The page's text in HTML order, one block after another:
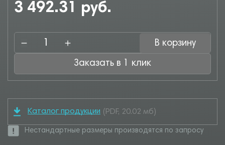
3 492.31 руб.
В корзину
Заказать в 1 клик
Каталог продукции (PDF, 20.02 мб)
Нестандартные размеры производятся по запросу